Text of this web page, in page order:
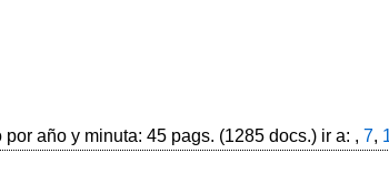
año y minuta: 45 pags. (1285 docs.) ir a: , 7,